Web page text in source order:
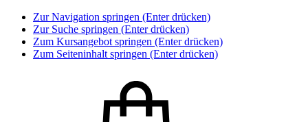
Zur Navigation springen (Enter drücken)
Zur Suche springen (Enter drücken)
Zum Kursangebot springen (Enter drücken)
Zum Seiteninhalt springen (Enter drücken)